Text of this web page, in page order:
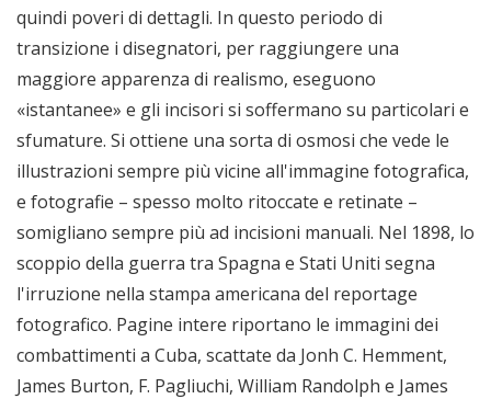
quindi poveri di dettagli. In questo periodo di
transizione i disegnatori, per raggiungere una
maggiore apparenza di realismo, eseguono
«istantanee» e gli incisori si soffermano su particolari e
sfumature. Si ottiene una sorta di osmosi che vede le
illustrazioni sempre più vicine all'immagine fotografica,
e fotografie – spesso molto ritoccate e retinate –
somigliano sempre più ad incisioni manuali. Nel 1898, lo
scoppio della guerra tra Spagna e Stati Uniti segna
l'irruzione nella stampa americana del reportage
fotografico. Pagine intere riportano le immagini dei
combattimenti a Cuba, scattate da Jonh C. Hemment,
James Burton, F. Pagliuchi, William Randolph e James